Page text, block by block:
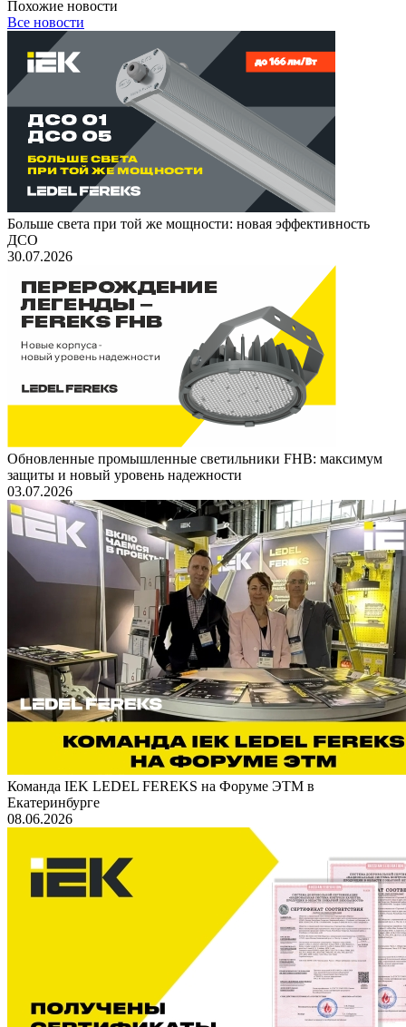
Похожие новости
Все новости
Больше света при той же мощности: новая эффективность
ДСО
30.07.2026
Обновленные промышленные светильники FHB: максимум
защиты и новый уровень надежности
03.07.2026
Команда IEK LEDEL FEREKS на Форуме ЭТМ в
Екатеринбурге
08.06.2026